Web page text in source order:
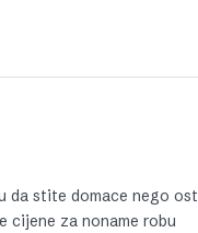
da stite domace nego
cijene za noname robu